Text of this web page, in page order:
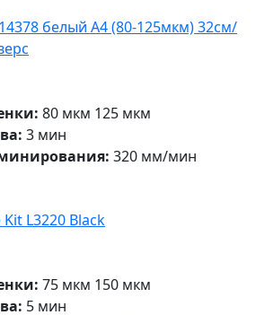
белый A4 (80-125мкм) 32см/
80 мкм 125 мкм
3 мин
320 мм/мин
L3220 Black
75 мкм 150 мкм
5 мин